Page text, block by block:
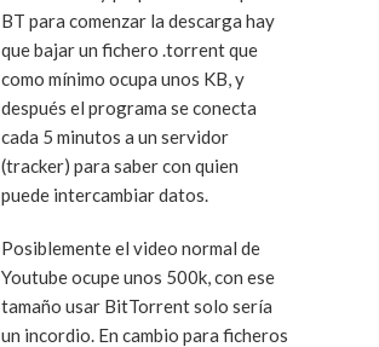
BT para comenzar la descarga hay
que bajar un fichero .torrent que
como mínimo ocupa unos KB, y
después el programa se conecta
cada 5 minutos a un servidor
(tracker) para saber con quien
puede intercambiar datos.
Posiblemente el video normal de
Youtube ocupe unos 500k, con ese
tamaño usar BitTorrent solo sería
un incordio. En cambio para ficheros